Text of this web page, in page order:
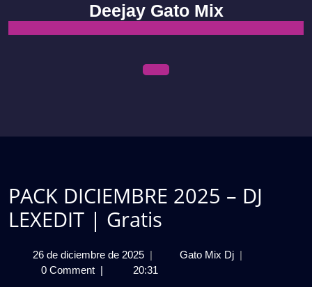
content
Deejay Gato Mix
PACK DICIEMBRE 2025 – DJ
LEXEDIT | Gratis
26 de diciembre de 202526
de
| Gato Mix DjPACK
|
0 Comment | 20:31